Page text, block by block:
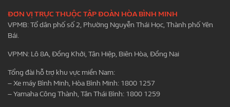
ĐƠN VỊ TRỰC THUỘC TẬP ĐOÀN HÒA BÌNH MINH
VPMB: Tổ dân phố số 2, Phường Nguyễn Thái Học, Thành phố Yên
Bái.
VPMN: Lô 8A, Đồng Khởi, Tân Hiệp, Biên Hòa, Đồng Nai
Tổng đài hỗ trợ khu vực miền Nam:
– Xe máy Bình Minh, Hòa Bình Minh: 1800 1257
– Yamaha Công Thành, Tân Thái Bình: 1800 1259